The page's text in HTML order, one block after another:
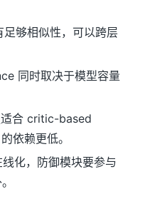
够相似性，可以跨层
同时取决于模型容量
合 critic-based
依赖更低。
化，防御模块要参与